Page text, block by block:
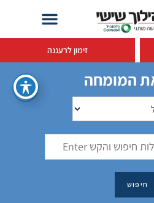
זימון לרעננה
המומחה